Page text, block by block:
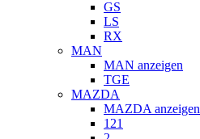
GS
LS
RX
MAN
MAN anzeigen
TGE
MAZDA
MAZDA anzeigen
121